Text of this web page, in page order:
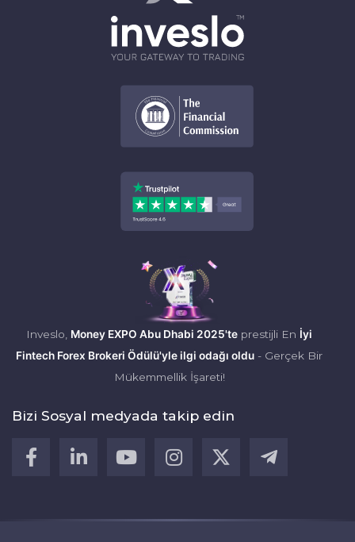
Inveslo, Money EXPO Abu Dhabi 2025'te prestijli En İyi
Fintech Forex Brokeri Ödülü'yle ilgi odağı oldu - Gerçek Bir
Mükemmellik İşareti!
Bizi Sosyal medyada takip edin